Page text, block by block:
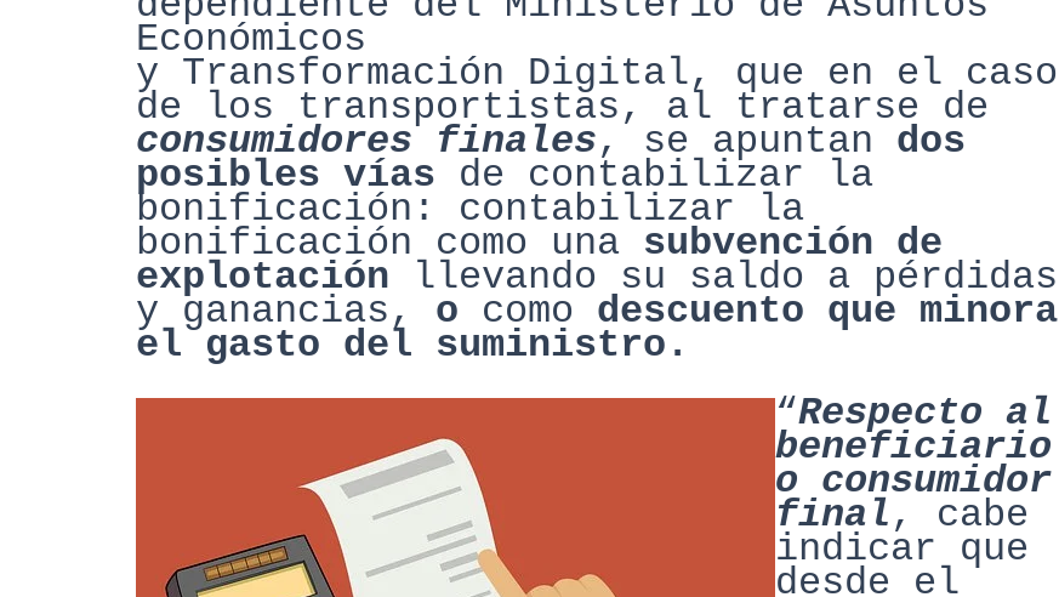
Económicos
y Transformación Digital, que en el caso
de los transportistas, al tratarse de
consumidores finales, se apuntan dos
posibles vías de contabilizar la
bonificación: contabilizar la
bonificación como una subvención de
explotación llevando su saldo a pérdidas
y ganancias, o como descuento que minora
el gasto del suministro .
“Respecto al
beneficiario
o consumidor
final, cabe
indicar que
desde el